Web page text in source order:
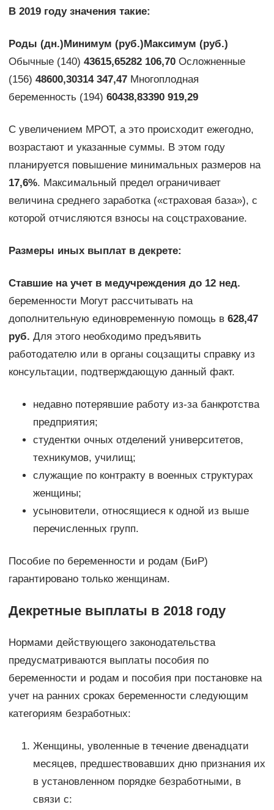
В 2019 году значения такие:
Роды (дн.)Минимум (руб.)Максимум (руб.)
Обычные (140) 43615,65282 106,70Осложненные
(156) 48600,30314 347,47Многоплодная
беременность (194) 60438,83390 919,29
С увеличением МРОТ, а это происходит ежегодно,
возрастают и указанные суммы. В этом году
планируется повышение минимальных размеров на
17,6%. Максимальный предел ограничивает
величина среднего заработка («страховая база»), с
которой отчисляются взносы на соцстрахование.
Размеры иных выплат в декрете:
Ставшие на учет в медучреждения до 12 нед.
беременности Могут рассчитывать на
дополнительную единовременную помощь в 628,47
руб. Для этого необходимо предъявить
работодателю или в органы соцзащиты справку из
консультации, подтверждающую данный факт.
недавно потерявшие работу из-за банкротства
предприятия;
студентки очных отделений университетов,
техникумов, училищ;
служащие по контракту в военных структурах
женщины;
усыновители, относящиеся к одной из выше
перечисленных групп.
Пособие по беременности и родам (БиР)
гарантировано только женщинам.
Декретные выплаты в 2018 году
Нормами действующего законодательства
предусматриваются выплаты пособия по
беременности и родам и пособия при постановке на
учет на ранних сроках беременности следующим
категориям безработных:
Женщины, уволенные в течение двенадцати
месяцев, предшествовавших дню признания их
в установленном порядке безработными, в
связи с: